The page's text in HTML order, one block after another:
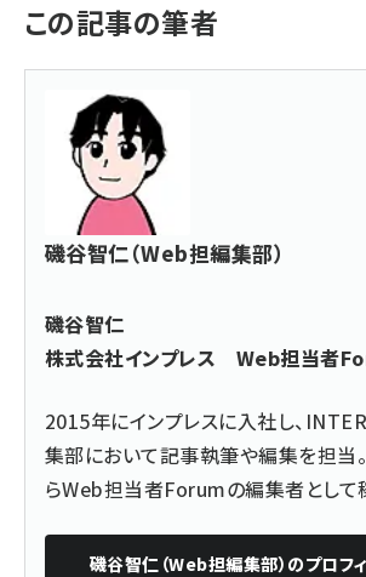
この記事の筆者
磯谷智仁（Web担編集部）
磯谷智仁
株式会社インプレス Web担当者
2015年にインプレスに入社し、
集部において記事執筆や編集を担当
らWeb担当者Forumの編集者として
磯谷智仁（Web担編集部） のプロフ